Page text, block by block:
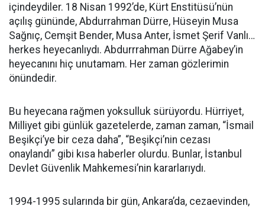
içindeydiler. 18 Nisan 1992’de, Kürt Enstitüsü’nün
açılış gününde, Abdurrahman Dürre, Hüseyin Musa
Sağnıç, Cemşit Bender, Musa Anter, İsmet Şerif Vanlı…
herkes heyecanlıydı. Abdurrrahman Dürre Ağabey’in
heyecanını hiç unutamam. Her zaman gözlerimin
önündedir.
Bu heyecana rağmen yoksulluk sürüyordu. Hürriyet,
Milliyet gibi günlük gazetelerde, zaman zaman, “İsmail
Beşikçi’ye bir ceza daha”, “Beşikçi’nin cezası
onaylandı” gibi kısa haberler olurdu. Bunlar, İstanbul
Devlet Güvenlik Mahkemesi’nin kararlarıydı.
1994-1995 sularında bir gün, Ankara’da, cezaevinden,